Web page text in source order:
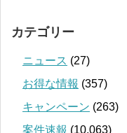
カテゴリー
ニュース (27)
お得な情報 (357)
キャンペーン (263)
案件速報 (10,063)